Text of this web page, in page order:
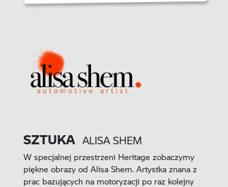
SZTUKA ALISA SHEM
W specjalnej przestrzeni Heritage zobaczymy
piękne obrazy od Alisa Shem. Artystka znana z
prac bazujących na motoryzacji po raz kolejny